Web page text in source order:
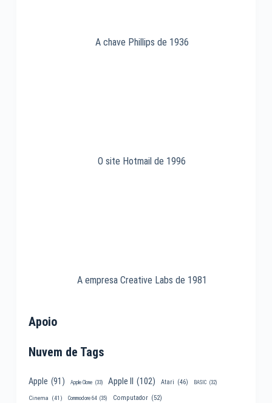
A chave Phillips de 1936
O site Hotmail de 1996
A empresa Creative Labs de 1981
Apoio
Nuvem de Tags
Apple (91) Apple Clone (33) Apple II (102) Atari (46) BASIC (32)
Cinema (41) Commodore 64 (35) Computador (52)